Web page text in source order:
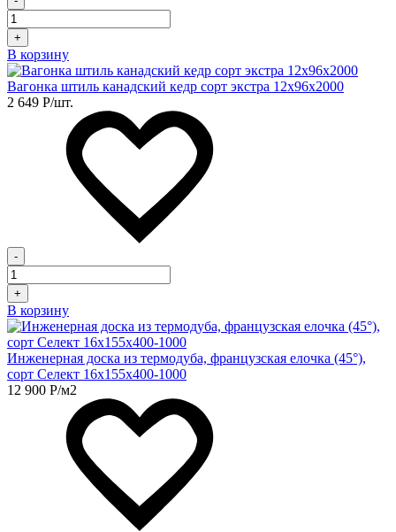
+
В корзину
Вагонка штиль канадский кедр сорт экстра 12х96х2000
2 649 Р/шт.
-
+
В корзину
Инженерная доска из термодуба, французская елочка (45°),
сорт Селект 16х155х400-1000
12 900 Р/м2